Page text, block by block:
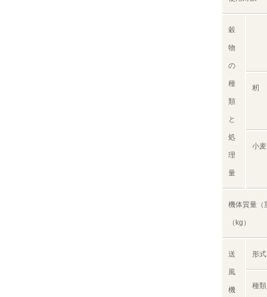
穀
物
の
種
類
と
処
理
量
籾
小麦
機体質量（
（kg）
送
風
機
形
種類